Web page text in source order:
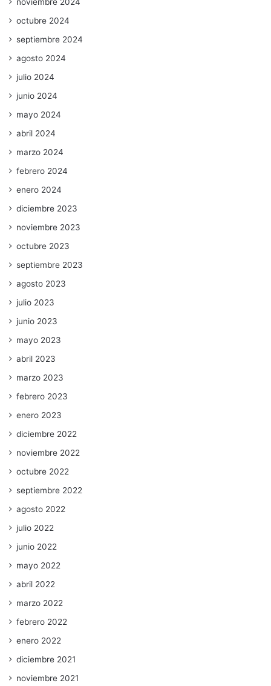
octubre 2024
septiembre 2024
agosto 2024
julio 2024
junio 2024
mayo 2024
abril 2024
marzo 2024
febrero 2024
enero 2024
diciembre 2023
noviembre 2023
octubre 2023
septiembre 2023
agosto 2023
julio 2023
junio 2023
mayo 2023
abril 2023
marzo 2023
febrero 2023
enero 2023
diciembre 2022
noviembre 2022
octubre 2022
septiembre 2022
agosto 2022
julio 2022
junio 2022
mayo 2022
abril 2022
marzo 2022
febrero 2022
enero 2022
diciembre 2021
noviembre 2021